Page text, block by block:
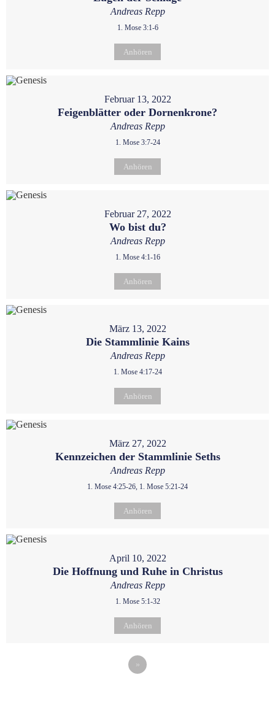
Andreas Repp
1. Mose 3:1-6
Anhören
Februar 13, 2022
Feigenblätter oder Dornenkrone?
Andreas Repp
1. Mose 3:7-24
Anhören
Februar 27, 2022
Wo bist du?
Andreas Repp
1. Mose 4:1-16
Anhören
März 13, 2022
Die Stammlinie Kains
Andreas Repp
1. Mose 4:17-24
Anhören
März 27, 2022
Kennzeichen der Stammlinie Seths
Andreas Repp
1. Mose 4:25-26, 1. Mose 5:21-24
Anhören
April 10, 2022
Die Hoffnung und Ruhe in Christus
Andreas Repp
1. Mose 5:1-32
Anhören
»